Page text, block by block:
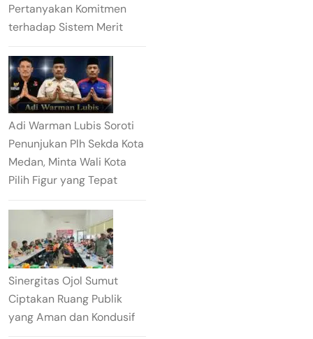
Pertanyakan Komitmen
terhadap Sistem Merit
Adi Warman Lubis Soroti
Penunjukan Plh Sekda Kota
Medan, Minta Wali Kota
Pilih Figur yang Tepat
Sinergitas Ojol Sumut
Ciptakan Ruang Publik
yang Aman dan Kondusif